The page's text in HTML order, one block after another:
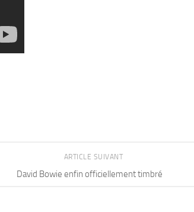
ARTICLE SUIVANT
David Bowie enfin officiellement timbré